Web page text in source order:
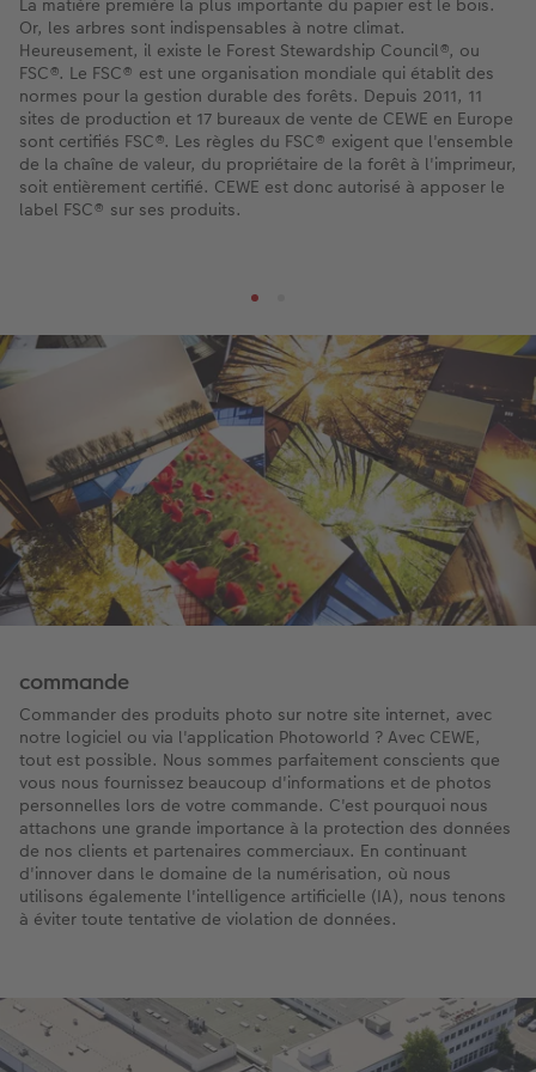
Or, les arbres sont indispensables à notre climat.
Heureusement, il existe le Forest Stewardship Council®, ou
FSC®. Le FSC® est une organisation mondiale qui établit des
normes pour la gestion durable des forêts. Depuis 2011, 11
sites de production et 17 bureaux de vente de CEWE en Europe
sont certifiés FSC®. Les règles du FSC® exigent que l'ensemble
de la chaîne de valeur, du propriétaire de la forêt à l'imprimeur,
soit entièrement certifié. CEWE est donc autorisé à apposer le
label FSC® sur ses produits.
commande
Commander des produits photo sur notre site internet, avec
notre logiciel ou via l'application Photoworld ? Avec CEWE,
tout est possible. Nous sommes parfaitement conscients que
vous nous fournissez beaucoup d'informations et de photos
personnelles lors de votre commande. C'est pourquoi nous
attachons une grande importance à la protection des données
de nos clients et partenaires commerciaux. En continuant
d'innover dans le domaine de la numérisation, où nous
utilisons égalemente l'intelligence artificielle (IA), nous tenons
à éviter toute tentative de violation de données.